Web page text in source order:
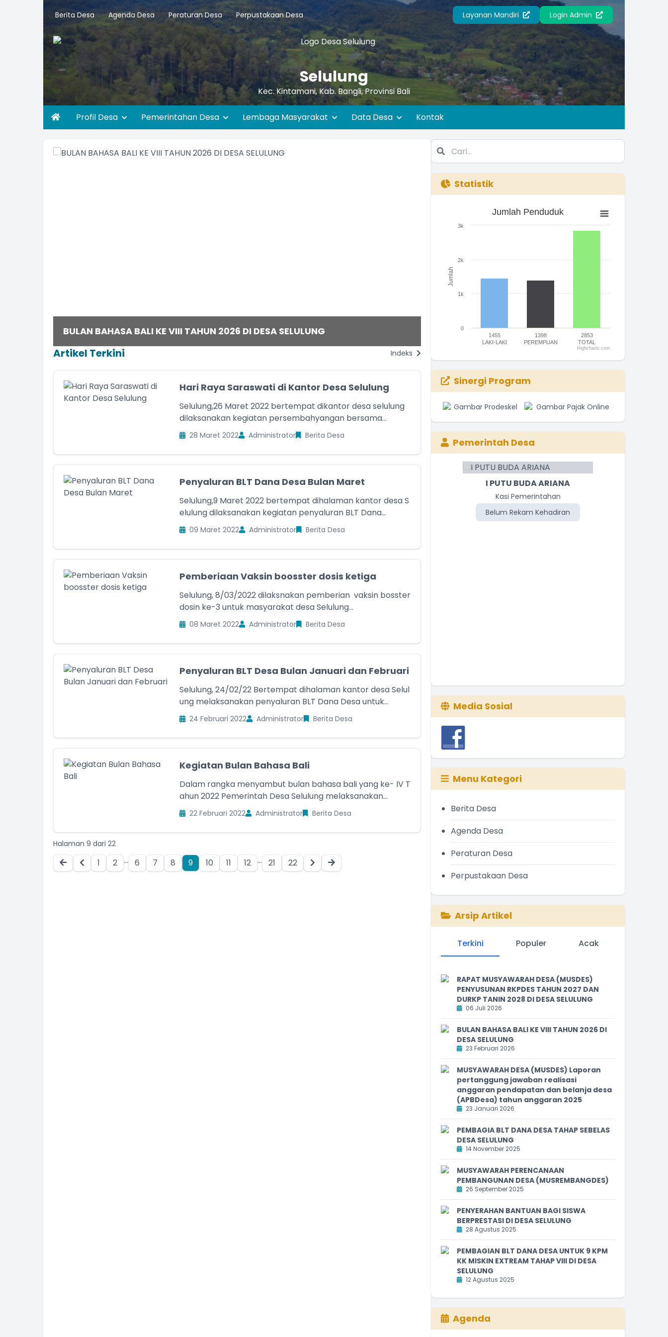
Berita Desa Agenda Desa Peraturan Desa Perpustakaan Desa Layanan Mandiri Login Admin
Selulung
Kec. Kintamani, Kab. Bangli, Provinsi Bali
Profil Desa Pemerintahan Desa Lembaga Masyarakat Data Desa Kontak
BULAN BAHASA BALI KE VIII TAHUN 2026 DI DESA SELULUNG
Artikel Terkini Indeks
Hari Raya Saraswati di Kantor Desa Selulung
Selulung,26 Maret 2022 bertempat dikantor desa selulung
dilaksanakan kegiatan persembahyangan bersama...
28 Maret 2022 Administrator Berita Desa
Penyaluran BLT Dana Desa Bulan Maret
Selulung,9 Maret 2022 bertempat dihalaman kantor desa S
elulung dilaksanakan kegiatan penyaluran BLT Dana...
09 Maret 2022 Administrator Berita Desa
Pemberiaan Vaksin boosster dosis ketiga
Selulung, 8/03/2022 dilaksnakan pemberian vaksin bosster
dosin ke-3 untuk masyarakat desa Selulung...
08 Maret 2022 Administrator Berita Desa
Penyaluran BLT Desa Bulan Januari dan Februari
Selulung, 24/02/22 Bertempat dihalaman kantor desa Selul
ung melaksanakan penyaluran BLT Dana Desa untuk...
24 Februari 2022 Administrator Berita Desa
Kegiatan Bulan Bahasa Bali
Dalam rangka menyambut bulan bahasa bali yang ke- IV T
ahun 2022 Pemerintah Desa Selulung melaksanakan...
22 Februari 2022 Administrator Berita Desa
Halaman 9 dari 22
1 2 ... 6 7 8 9 10 11 12 ... 21 22
Statistik
Jumlah Penduduk
The chart has 1 X axis displaying categories.
Jumlah
Jumlah Penduduk
1455
LAKI-LAKI
1398
PEREMPUAN
2853
TOTAL
0
1k
2k
3k
Highcharts.com
Sinergi Program
Pemerintah Desa
I Gede Setiawan
Kelian Dinas Br.Sabang Kelod
Belum Rekam Kehadiran
I WAYAN SEDANA
Sekretaris Desa Selulung
Belum Rekam Kehadiran
I PUTU BUDA ARIANA
Kasi Pemerintahan
Belum Rekam Kehadiran
Media Sosial
Menu Kategori
Berita Desa
Agenda Desa
Peraturan Desa
Perpustakaan Desa
Arsip Artikel
Terkini Populer Acak
RAPAT MUSYAWARAH DESA (MUSDES)
PENYUSUNAN RKPDES TAHUN 2027 DAN
DURKP TANIN 2028 DI DESA SELULUNG
06 Juli 2026
BULAN BAHASA BALI KE VIII TAHUN 2026 DI
DESA SELULUNG
23 Februari 2026
MUSYAWARAH DESA (MUSDES) Laporan
pertanggung jawaban realisasi
anggaran pendapatan dan belanja desa
(APBDesa) tahun anggaran 2025
23 Januari 2026
PEMBAGIA BLT DANA DESA TAHAP SEBELAS
DESA SELULUNG
14 November 2025
MUSYAWARAH PERENCANAAN
PEMBANGUNAN DESA (MUSREMBANGDES)
26 September 2025
PENYERAHAN BANTUAN BAGI SISWA
BERPRESTASI DI DESA SELULUNG
28 Agustus 2025
PEMBAGIAN BLT DANA DESA UNTUK 9 KPM
KK MISKIN EXTREAM TAHAP VIII DI DESA
SELULUNG
12 Agustus 2025
Agenda